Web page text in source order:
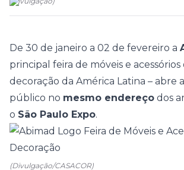
De 30 de janeiro a 02 de fevereiro a
principal feira de móveis e acessórios
decoração da América Latina – abre
público no mesmo endereço dos
o São Paulo Expo.
(Divulgação/CASACOR)